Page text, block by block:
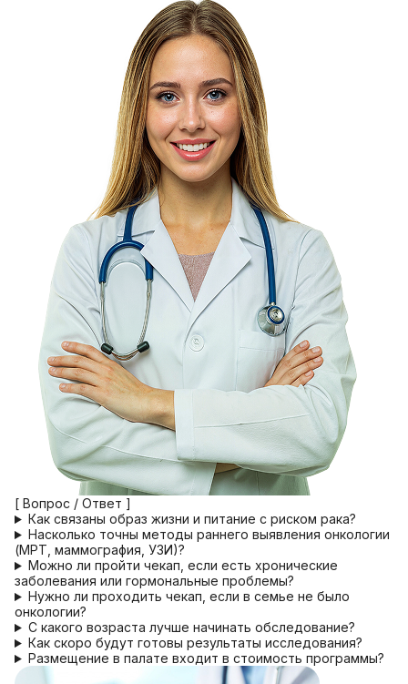
[ Вопрос / Ответ ]
Как связаны образ жизни и питание с риском рака?
Насколько точны методы раннего выявления онкологии
(МРТ, маммография, УЗИ)?
Можно ли пройти чекап, если есть хронические
заболевания или гормональные проблемы?
Нужно ли проходить чекап, если в семье не было
онкологии?
С какого возраста лучше начинать обследование?
Как скоро будут готовы результаты исследования?
Размещение в палате входит в стоимость программы?